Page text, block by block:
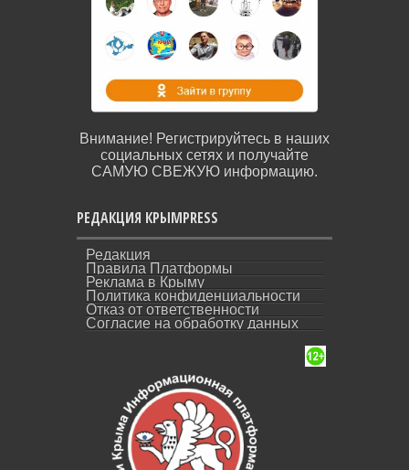
Внимание! Регистрируйтесь в наших
социальных сетях и получайте
САМУЮ СВЕЖУЮ информацию.
РЕДАКЦИЯ КРЫМPRESS
Редакция
Правила Платформы
Реклама в Крыму
Политика конфиденциальности
Отказ от ответственности
Согласие на обработку данных